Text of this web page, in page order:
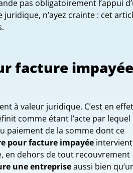
pas obligatoirement l’appui
n’ayez crainte : cet
facture
à valeur juridique. C’est en
comme étant l’acte par lequel
paiement de la somme dont ce
pour facture impayée intervient
en dehors de tout recouvrement
une entrepriseaussi bien